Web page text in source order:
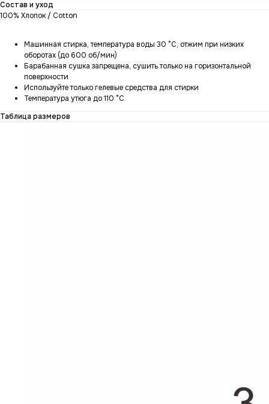
Состав и уход
100% Хлопок / Cotton
Машинная стирка, температура воды 30 °C, отжим при низких
оборотах (до 600 об/мин)
Барабанная сушка запрещена, сушить только на горизонтальной
поверхности
Используйте только гелевые средства для стирки
Температура утюга до 110 °C
Таблица размеров